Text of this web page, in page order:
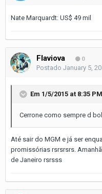
Nate Marquardt: US$ 49 mil
Flaviova 0
Postado January 5,
Em 1/5/2015 at 8:35
Cerrone como sempre d
Até sair do MGM e já ser
promissórias rsrsrsrs.
de Janeiro rsrsss